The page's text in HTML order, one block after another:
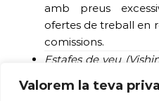
Valorem la teva
amb preus
ofertes de treball en
comissions.
Estafes de veu
familiars en situació